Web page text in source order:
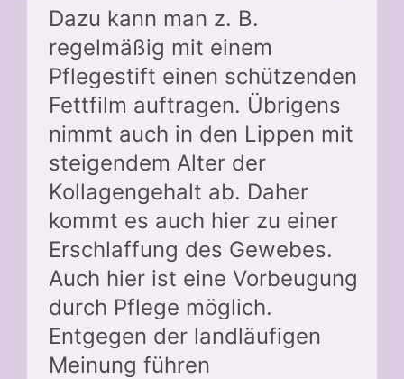
Dazu kann man z. B.
regelmäßig mit einem
Pflegestift einen schützenden
Fettfilm auftragen. Übrigens
nimmt auch in den Lippen mit
steigendem Alter der
Kollagengehalt ab. Daher
kommt es auch hier zu einer
Erschlaffung des Gewebes.
Auch hier ist eine Vorbeugung
durch Pflege möglich.
Entgegen der landläufigen
Meinung führen